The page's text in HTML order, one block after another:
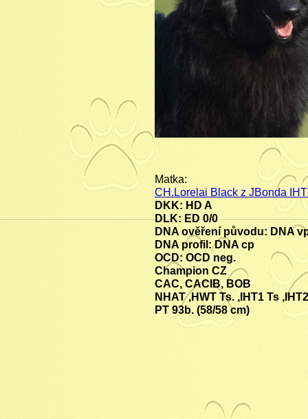
Matka:
CH.Lorelai Black z JBonda
DKK: HD A
DLK: ED 0/0
DNA ověření původu: DNA
DNA profil: DNA cp
OCD: OCD neg.
Champion CZ
CAC, CACIB, BOB
NHAT ,HWT Ts. ,IHT1 Ts
PT 93b. (58/58 cm)